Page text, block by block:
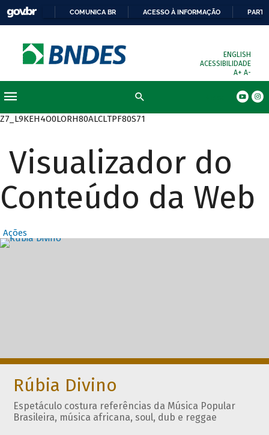
COMUNICA BR ACESSO À INFORMAÇÃO
ENGLISH
ACESSIBILIDADE
A+ A-
Z7_L9KEH4O0LORH80ALCLTPF80S71
Visualizador do
Conteúdo da Web
Ações
Destaques
Rúbia Divino
Espetáculo costura referências da Música Popular
Brasileira, música africana, soul, dub e reggae